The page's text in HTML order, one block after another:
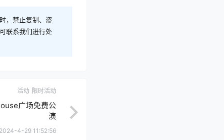
，禁止复制、盗
联系我们进行处
活动 限时活动
广场免费公
演
2024-4-29 11:52:56